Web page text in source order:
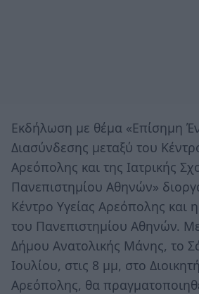
Εκδήλωση με θέμα «Επίσημη
Διασύνδεσης μεταξύ του
Αρεόπολης και της Ιατρικής
Πανεπιστημίου Αθηνών»
Κέντρο Υγείας Αρεόπολης και
του Πανεπιστημίου Αθηνών.
Δήμου Ανατολικής Μάνης, το
Ιουλίου, στις 8 μμ, στο
Αρεόπολης, θα